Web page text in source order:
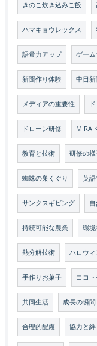
きのこ炊き込みご飯
ハマキョウレックス
語彙力アップ ゲー
新聞作り体験 中日新
メディアの重要性
ドローン研修
教育と技術 研修の
蜘蛛の巣くぐり 英語
サンクスギビング
持続可能な農業 環境
熱分解技術 ハロウ
手作りお菓子 ココ
共同生活 成長の瞬間
合理的配慮 協力と絆